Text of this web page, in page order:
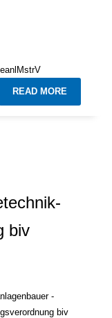
READ MORE
biv
-
biv